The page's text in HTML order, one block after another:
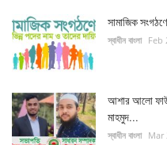
Gallery
অন্যান্য
সামাজিক
স্বাধীন বাংলা Feb
আশার আলো
মাহমুদ...
স্বাধীন বাংলা Mar